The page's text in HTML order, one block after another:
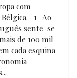
com
1- Ao
sente-se
de 100 mil
cada esquina